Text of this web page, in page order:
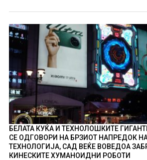
БЕЛАТА КУЌА И ТЕХНОЛОШКИТЕ
СЕ ОДГОВОРИ НА БРЗИОТ НАПРЕДОК
ТЕХНОЛОГИЈА, САД ВЕЌЕ ВОВЕДОА
КИНЕСКИТЕ ХУМАНОИДНИ РОБОТИ